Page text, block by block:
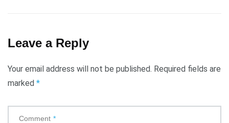
Leave a Reply
Your email address will not be published. Required fields are
marked *
Comment *